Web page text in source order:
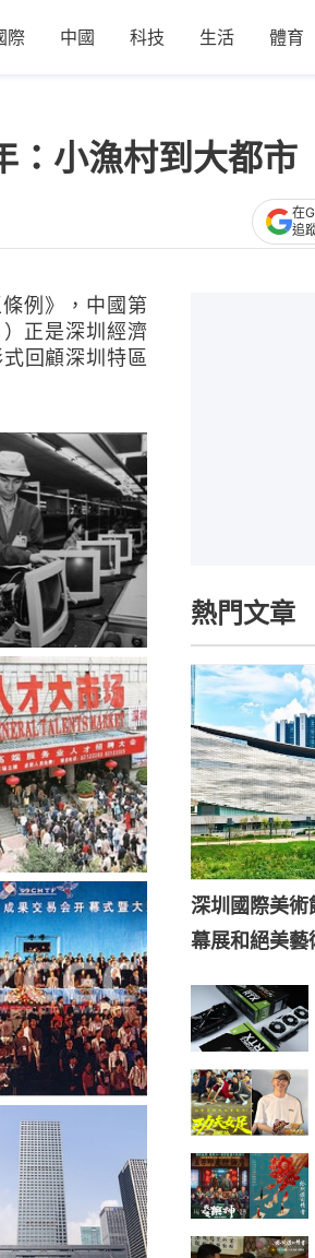
際 中國 科技 生活 體育
小漁村到大都市
在
追
例》，中國第
正是深圳經濟
回顧深圳特區
熱門文章
深圳國際美術
幕展和絕美藝